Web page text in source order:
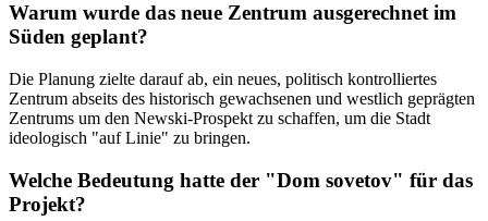
Warum wurde das neue Zentrum ausgerechnet im
Süden geplant?
Die Planung zielte darauf ab, ein neues, politisch kontrolliertes
Zentrum abseits des historisch gewachsenen und westlich geprägten
Zentrums um den Newski-Prospekt zu schaffen, um die Stadt
ideologisch "auf Linie" zu bringen.
Welche Bedeutung hatte der "Dom sovetov" für das
Projekt?